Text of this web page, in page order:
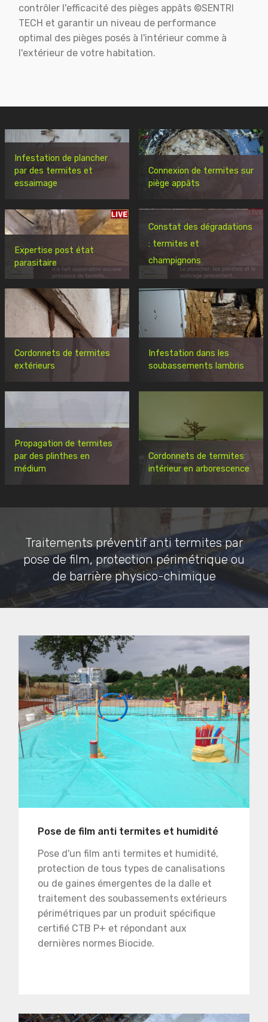
contrôler l'efficacité des pièges appâts ©SENTRI
TECH et garantir un niveau de performance
optimal des pièges posés à l'intérieur comme à
l'extérieur de votre habitation.
Infestation de plancher
par des termites et
essaimage
Connexion de termites sur
piège appâts
Expertise post état
parasitaire
Constat des dégradations
: termites et
champignons
Cordonnets de termites
extérieurs
Infestation dans les
soubassements lambris
Propagation de termites
par des plinthes en
médium
Cordonnets de termites
intérieur en arborescence
Traitements préventif anti termites par
pose de film, protection périmétrique ou
de barrière physico-chimique
Pose de film anti termites et humidité
Pose d'un film anti termites et humidité,
protection de tous types de canalisations
ou de gaines émergentes de la dalle et
traitement des soubassements extérieurs
périmétriques par un produit spécifique
certifié CTB P+ et répondant aux
dernières normes Biocide.